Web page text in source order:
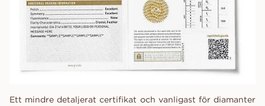
Ett mindre detaljerat certifikat och vanligast för diamanter